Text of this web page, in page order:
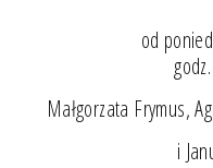
od
Małgorzata Frymus,
i